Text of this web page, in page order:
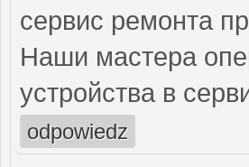
сервис ремонта
Наши мастера
устройства в
odpowiedz